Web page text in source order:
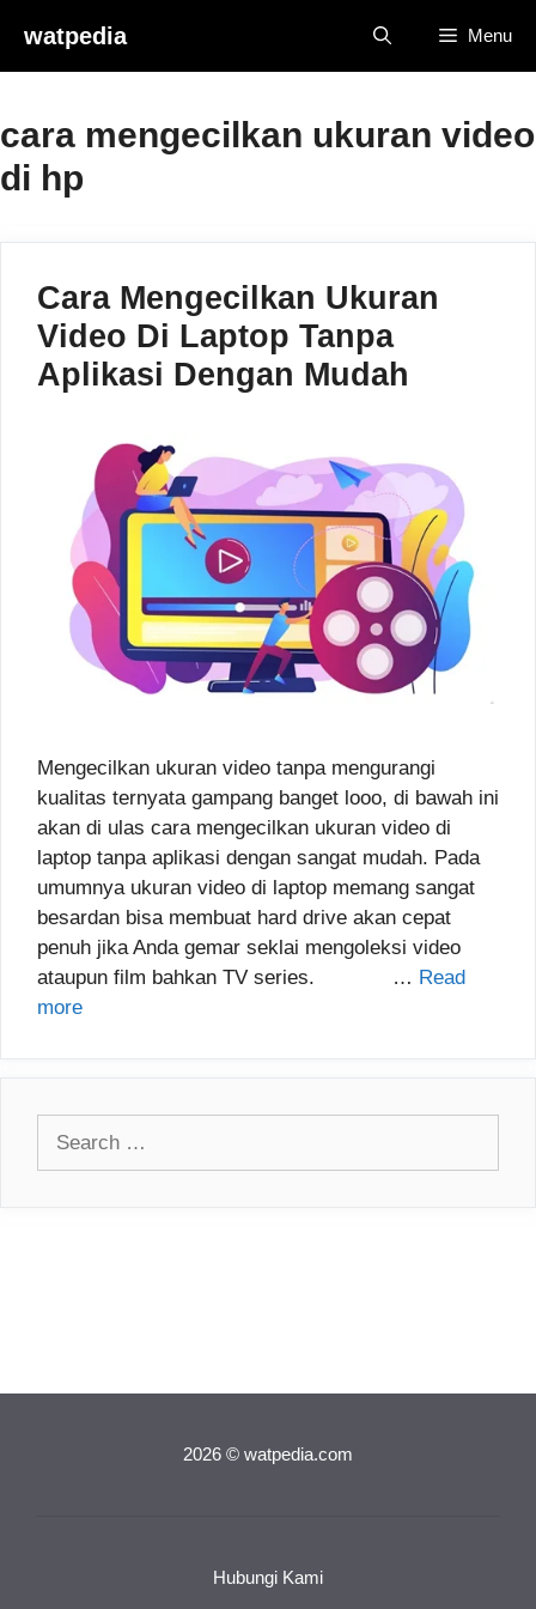
content
watpedia Menu
cara mengecilkan ukuran video
di hp
Cara Mengecilkan Ukuran
Video Di Laptop Tanpa
Aplikasi Dengan Mudah
Mengecilkan ukuran video tanpa mengurangi
kualitas ternyata gampang banget looo, di bawah ini
akan di ulas cara mengecilkan ukuran video di
laptop tanpa aplikasi dengan sangat mudah. Pada
umumnya ukuran video di laptop memang sangat
besardan bisa membuat hard drive akan cepat
penuh jika Anda gemar seklai mengoleksi video
ataupun film bahkan TV series. … Read
more
2026 © watpedia.com
Hubungi Kami